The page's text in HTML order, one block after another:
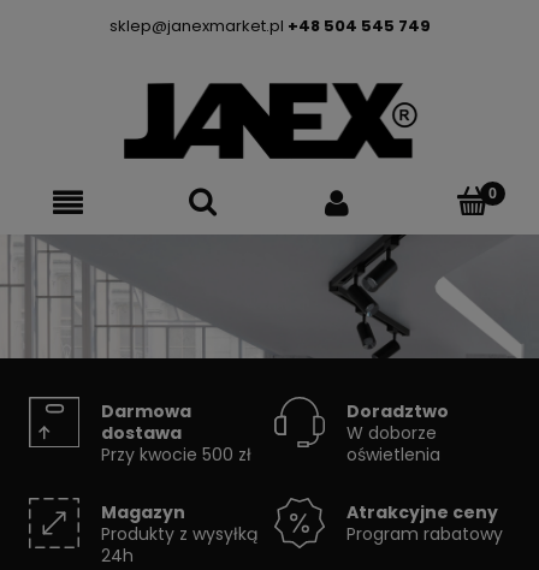
sklep@janexmarket.pl +48 504 545 749
SYSTEMY SZYNOWE
Skorzystaj z konfiguratora
Darmowa
dostawa
Przy kwocie 500 zł
Doradztwo
W doborze
oświetlenia
Magazyn
Produkty z wysyłką
24h
Atrakcyjne ceny
Program rabatowy